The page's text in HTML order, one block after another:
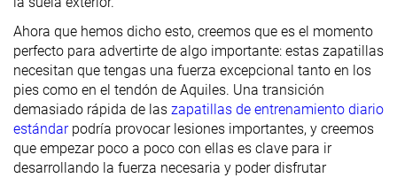
Ahora que hemos dicho esto, creemos que es el momento
perfecto para advertirte de algo importante: estas zapatillas
necesitan que tengas una fuerza excepcional tanto en los
pies como en el tendón de Aquiles. Una transición
demasiado rápida de las zapatillas de entrenamiento diario
estándarpodría provocar lesiones importantes, y creemos
que empezar poco a poco con ellas es clave para ir
desarrollando la fuerza necesaria y poder disfrutar